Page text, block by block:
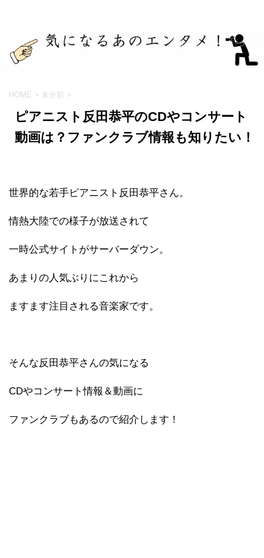
HOME > 未分類 >
ピアニスト反田恭平のCDやコンサート
動画は？ファンクラブ情報も知りたい！
世界的な若手ピアニスト反田恭平さん。
情熱大陸での様子が放送されて
一時公式サイトがサーバーダウン。
あまりの人気ぶりにこれから
ますます注目される音楽家です。
そんな反田恭平さんの気になる
CDやコンサート情報＆動画に
ファンクラブもあるので紹介します！